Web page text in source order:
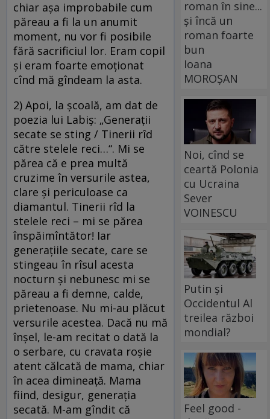
chiar aşa improbabile cum
păreau a fi la un anumit
moment, nu vor fi posibile
fără sacrificiul lor. Eram copil
şi eram foarte emoţionat
cînd mă gîndeam la asta.
2) Apoi, la şcoală, am dat de
poezia lui Labiş: „Generaţii
secate se sting / Tinerii rîd
către stelele reci…“. Mi se
părea că e prea multă
cruzime în versurile astea,
clare şi periculoase ca
diamantul. Tinerii rîd la
stelele reci – mi se părea
înspăimîntător! Iar
generaţiile secate, care se
stingeau în rîsul acesta
nocturn şi nebunesc mi se
păreau a fi demne, calde,
prietenoase. Nu mi-au plăcut
versurile acestea. Dacă nu mă
înşel, le-am recitat o dată la
o serbare, cu cravata roşie
atent călcată de mama, chiar
în acea dimineaţă. Mama
fiind, desigur, generaţia
secată. M-am gîndit că
roman în sine...
și încă un
roman foarte
bun
Ioana
MOROȘAN
Noi, cînd se
ceartă Polonia
cu Ucraina
Sever
VOINESCU
Putin și
Occidentul Al
treilea război
mondial?
Feel good -